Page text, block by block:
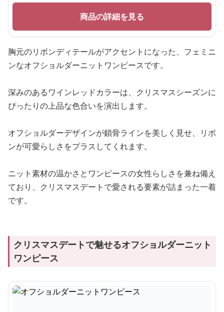
商品の詳細を見る
胸元のリボンディテールがアクセントになった、フェミニ
ンなオフショルダーニットワンピースです。
深みのあるワインレッドカラーは、クリスマスシーズンに
ぴったりの上品な色合いを演出します。
オフショルダーデザインが鎖骨ラインを美しく見せ、リボ
ンが可愛らしさをプラスしてくれます。
ニット素材の温かさとワンピースの女性らしさを兼ね備え
ており、クリスマスデートで愛される要素が詰まった一着
です。
クリスマスデートで魅せるオフショルダーニット
ワンピース